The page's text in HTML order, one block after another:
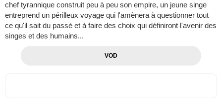
chef tyrannique construit peu à peu son empire, un jeune singe
entreprend un périlleux voyage qui l'amènera à questionner tout
ce qu'il sait du passé et à faire des choix qui définiront l'avenir des
singes et des humains...
VOD